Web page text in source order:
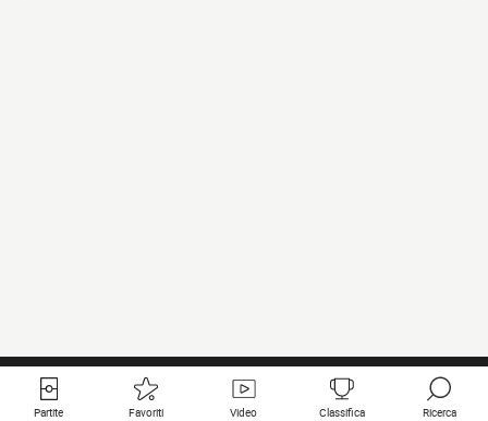
Partite Favoriti Video Classifica Ricerca